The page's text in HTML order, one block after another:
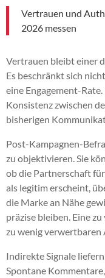
Vertrauen und
2026 messen
Vertrauen bleibt einer
Es beschränkt sich
eine Engagement-
Konsistenz zwischen
bisherigen
Post-Kampagnen-
zu objektivieren. Sie
ob die Partnerschaft
als legitim erscheint,
die Marke an Nähe
präzise bleiben. Eine
zu wenig verwertbaren
Indirekte Signale
Spontane